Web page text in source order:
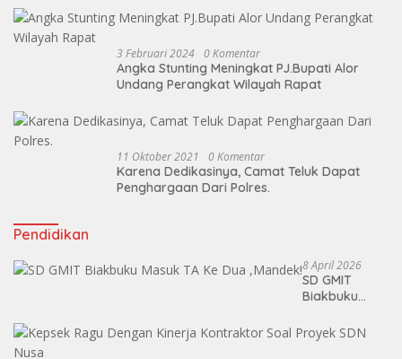
3 Februari 2024 0 Komentar
Angka Stunting Meningkat PJ.Bupati Alor
Undang Perangkat Wilayah Rapat
11 Oktober 2021 0 Komentar
Karena Dedikasinya, Camat Teluk Dapat
Penghargaan Dari Polres.
Pendidikan
8 April 2026
SD GMIT
Biakbuku
Dua ,Mandek!